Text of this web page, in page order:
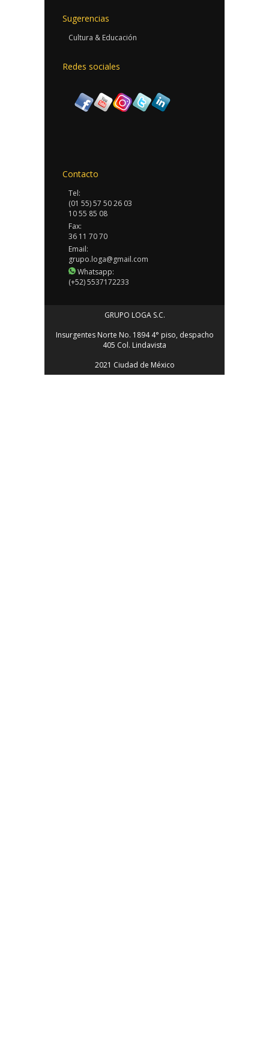
Sugerencias
Cultura & Educación
Redes sociales
Contacto
Tel:
(01 55) 57 50 26 03
10 55 85 08
Fax:
36 11 70 70
Email:
grupo.loga@gmail.com
Whatsapp:
(+52) 5537172233
GRUPO LOGA S.C.
Insurgentes Norte No. 1894 4° piso, despacho
405 Col. Lindavista
2021 Ciudad de México